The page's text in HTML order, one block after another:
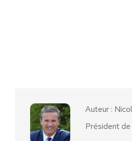
Auteur :
Président de